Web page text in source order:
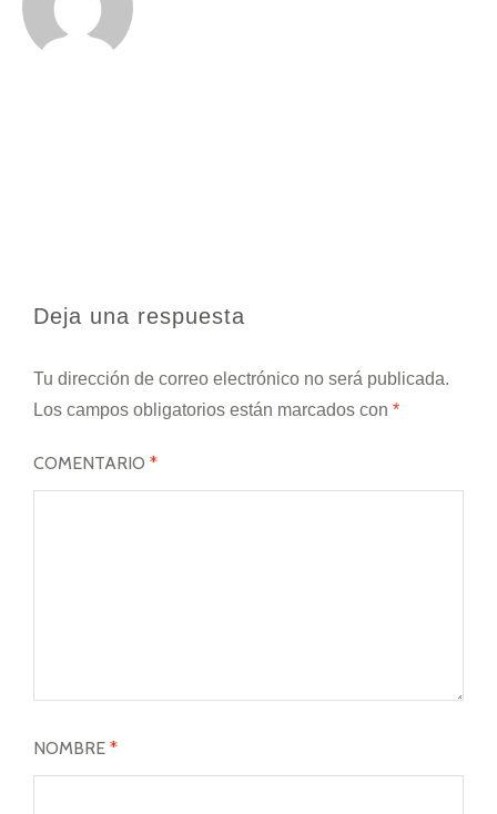
Deja una respuesta
Tu dirección de correo electrónico no será publicada.
Los campos obligatorios están marcados con *
COMENTARIO *
NOMBRE *